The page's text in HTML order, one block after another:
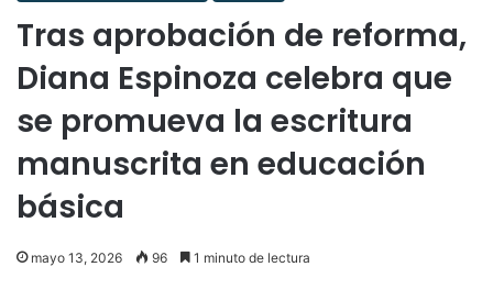
Tras aprobación de reforma,
Diana Espinoza celebra que
se promueva la escritura
manuscrita en educación
básica
mayo 13, 2026 96 1 minuto de lectura